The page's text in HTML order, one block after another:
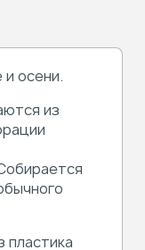
и осени.
из
пластика